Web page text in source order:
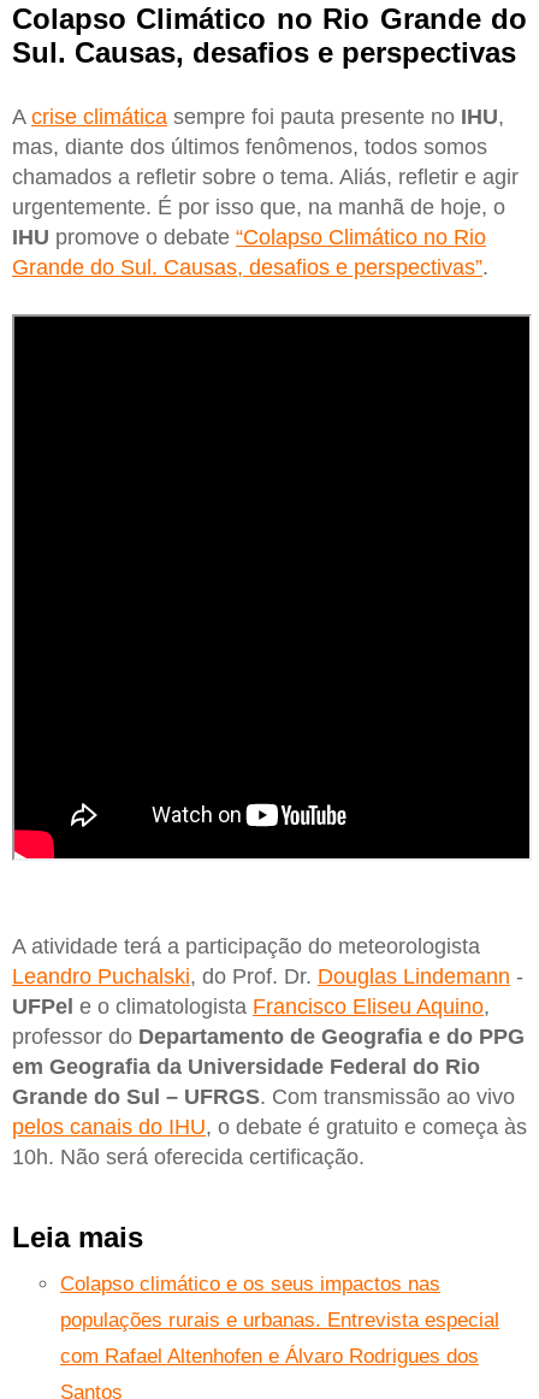
Colapso Climático no Rio Grande do
Sul. Causas, desafios e perspectivas
A crise climática sempre foi pauta presente no IHU,
mas, diante dos últimos fenômenos, todos somos
chamados a refletir sobre o tema. Aliás, refletir e agir
urgentemente. É por isso que, na manhã de hoje, o
IHU promove o debate “Colapso Climático no Rio
Grande do Sul. Causas, desafios e perspectivas”.
A atividade terá a participação do meteorologista
Leandro Puchalski, do Prof. Dr. Douglas Lindemann -
UFPel e o climatologista Francisco Eliseu Aquino,
professor do Departamento de Geografia e do PPG
em Geografia da Universidade Federal do Rio
Grande do Sul – UFRGS. Com transmissão ao vivo
pelos canais do IHU, o debate é gratuito e começa às
10h. Não será oferecida certificação.
Leia mais
Colapso climático e os seus impactos nas
populações rurais e urbanas. Entrevista especial
com Rafael Altenhofen e Álvaro Rodrigues dos
Santos